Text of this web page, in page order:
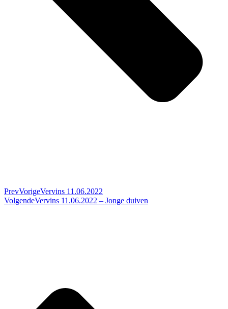
PrevVorigeVervins 11.06.2022
VolgendeVervins 11.06.2022 – Jonge duiven